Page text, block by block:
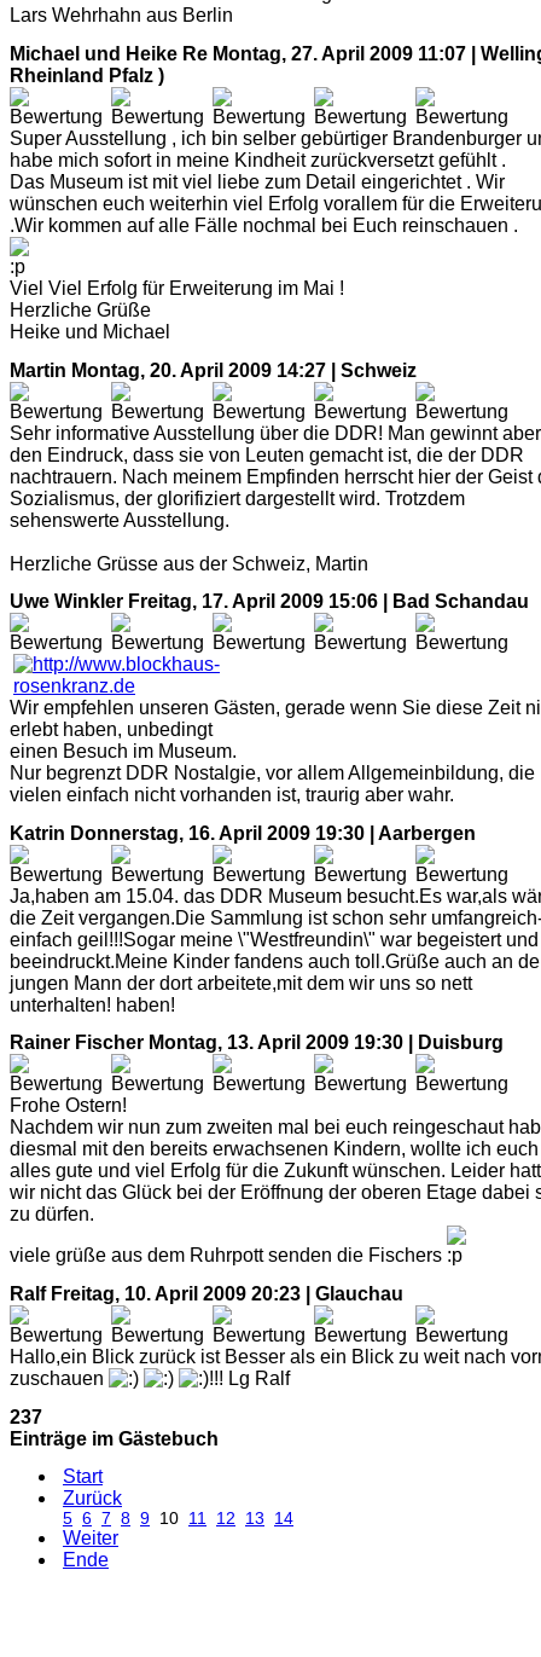
Lars Wehrhahn aus Berlin
Michael und Heike Re Montag, 27. April 2009 11:07 |
Rheinland Pfalz )
Super Ausstellung , ich bin selber gebürtiger Brandenburger
habe mich sofort in meine Kindheit zurückversetzt gefühlt .
Das Museum ist mit viel liebe zum Detail eingerichtet . Wir
wünschen euch weiterhin viel Erfolg vorallem für die
.Wir kommen auf alle Fälle nochmal bei Euch reinschauen .
Viel Viel Erfolg für Erweiterung im Mai !
Herzliche Grüße
Heike und Michael
Martin Montag, 20. April 2009 14:27 | Schweiz
Sehr informative Ausstellung über die DDR! Man gewinnt aber
den Eindruck, dass sie von Leuten gemacht ist, die der DDR
nachtrauern. Nach meinem Empfinden herrscht hier der Geist
Sozialismus, der glorifiziert dargestellt wird. Trotzdem
sehenswerte Ausstellung.
Herzliche Grüsse aus der Schweiz, Martin
Uwe Winkler Freitag, 17. April 2009 15:06 | Bad Schandau
Wir empfehlen unseren Gästen, gerade wenn Sie diese Zeit
erlebt haben, unbedingt
einen Besuch im Museum.
Nur begrenzt DDR Nostalgie, vor allem Allgemeinbildung, die
vielen einfach nicht vorhanden ist, traurig aber wahr.
Katrin Donnerstag, 16. April 2009 19:30 | Aarbergen
Ja,haben am 15.04. das DDR Museum besucht.Es war,als
die Zeit vergangen.Die Sammlung ist schon sehr
einfach geil!!!Sogar meine \"Westfreundin\" war begeistert und
beeindruckt.Meine Kinder fandens auch toll.Grüße auch an
jungen Mann der dort arbeitete,mit dem wir uns so nett
unterhalten! haben!
Rainer Fischer Montag, 13. April 2009 19:30 | Duisburg
Frohe Ostern!
Nachdem wir nun zum zweiten mal bei euch reingeschaut
diesmal mit den bereits erwachsenen Kindern, wollte ich euch
alles gute und viel Erfolg für die Zukunft wünschen. Leider
wir nicht das Glück bei der Eröffnung der oberen Etage dabei
zu dürfen.
viele grüße aus dem Ruhrpott senden die Fischers
Ralf Freitag, 10. April 2009 20:23 | Glauchau
Hallo,ein Blick zurück ist Besser als ein Blick zu weit nach
zuschauen
!!! Lg Ralf
237
Einträge im Gästebuch
Start
Zurück
5 6 7 8 9 10 11 12 13 14
Weiter
Ende